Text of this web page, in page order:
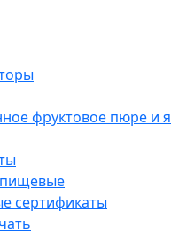
фруктовое пюре и
пищевые
сертификаты